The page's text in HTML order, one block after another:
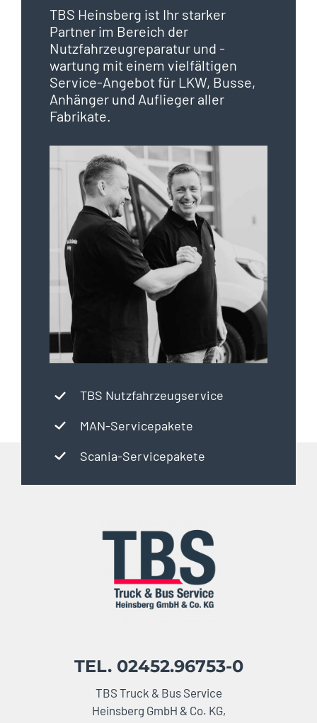
TBS Heinsberg ist Ihr starker
Partner im Bereich der
Nutzfahrzeugreparatur und -
wartung mit einem vielfältigen
Service-Angebot für LKW, Busse,
Anhänger und Auflieger aller
Fabrikate.
TBS Nutzfahrzeugservice
MAN-Servicepakete
Scania-Servicepakete
TEL. 02452.96753-0
TBS Truck & Bus Service
Heinsberg GmbH & Co. KG,